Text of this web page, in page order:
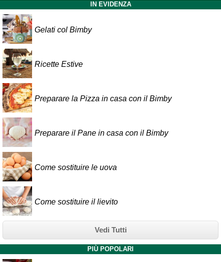
IN EVIDENZA
Gelati col Bimby
Ricette Estive
Preparare la Pizza in casa con il Bimby
Preparare il Pane in casa con il Bimby
Come sostituire le uova
Come sostituire il lievito
Vedi Tutti
PIÙ POPOLARI